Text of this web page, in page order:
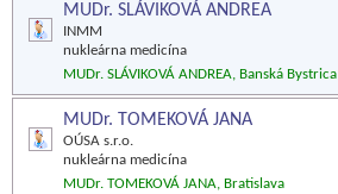
MUDr. SLÁVIKOVÁ ANDREA
INMM
nukleárna medicína
MUDr. SLÁVIKOVÁ ANDREA, Banská Bystrica
MUDr. TOMEKOVÁ JANA
OÚSA s.r.o.
nukleárna medicína
MUDr. TOMEKOVÁ JANA, Bratislava